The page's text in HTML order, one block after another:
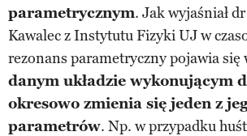
parametrycznym. Jak wyjaśniał
Kawalec z Instytutu Fizyki UJ w
rezonans parametryczny pojawia się
danym układzie wykonującym
okresowo zmienia się jeden z
parametrów. Np. w przypadku